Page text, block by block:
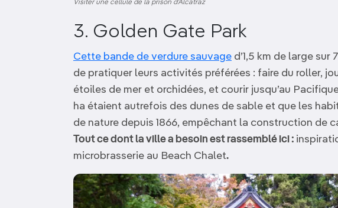
Visiter une cellule de la prison d'Alcatraz
3. Golden Gate Park
Cette bande de verdure sauvage d’1,5 km de large
de pratiquer leurs activités préférées : faire du roller,
étoiles de mer et orchidées, et courir jusqu’au
ha étaient autrefois des dunes de sable et que les
de nature depuis 1866, empêchant la construction de
Tout ce dont la ville a besoin est rassemblé ici :
microbrasserie au Beach Chalet.
Image